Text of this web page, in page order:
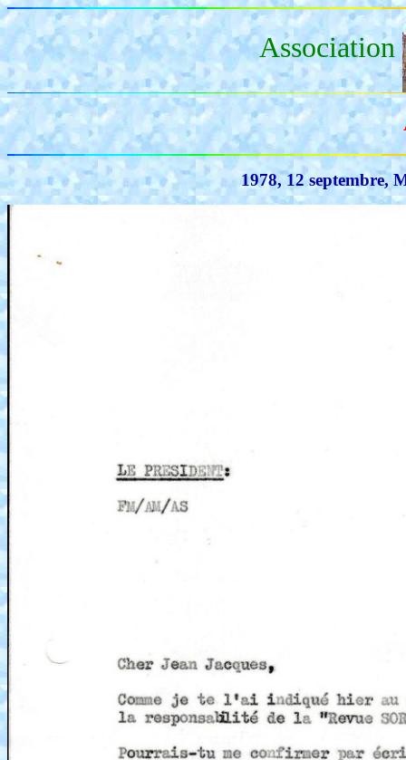
Association
1978, 12 septembre,